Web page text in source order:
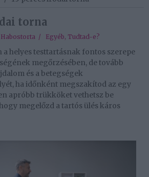
torna
Habostorta / Egyéb, Tudtad-e?
helyes testtartásnak fontos szerepe
megőrzésében, de tovább
és a betegségek
ha időnként megszakítod az egy
apróbb trükköket vethetsz be
megelőzd a tartós ülés káros